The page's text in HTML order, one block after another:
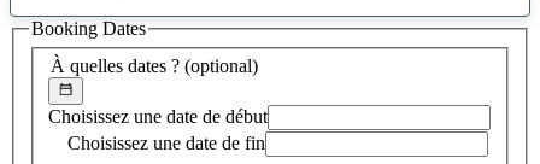
suggestion
trouvée
À quelles dates ? (optional)
Choisissez une date de début
Choisissez une date de fin
Booking Dates